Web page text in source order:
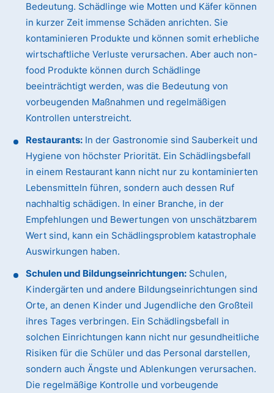
Bedeutung. Schädlinge wie Motten und Käfer können
in kurzer Zeit immense Schäden anrichten. Sie
kontaminieren Produkte und können somit erhebliche
wirtschaftliche Verluste verursachen. Aber auch non-
food Produkte können durch Schädlinge
beeinträchtigt werden, was die Bedeutung von
vorbeugenden Maßnahmen und regelmäßigen
Kontrollen unterstreicht.
Restaurants: In der Gastronomie sind Sauberkeit und
Hygiene von höchster Priorität. Ein Schädlingsbefall
in einem Restaurant kann nicht nur zu kontaminierten
Lebensmitteln führen, sondern auch dessen Ruf
nachhaltig schädigen. In einer Branche, in der
Empfehlungen und Bewertungen von unschätzbarem
Wert sind, kann ein Schädlingsproblem katastrophale
Auswirkungen haben.
Schulen und Bildungseinrichtungen: Schulen,
Kindergärten und andere Bildungseinrichtungen sind
Orte, an denen Kinder und Jugendliche den Großteil
ihres Tages verbringen. Ein Schädlingsbefall in
solchen Einrichtungen kann nicht nur gesundheitliche
Risiken für die Schüler und das Personal darstellen,
sondern auch Ängste und Ablenkungen verursachen.
Die regelmäßige Kontrolle und vorbeugende